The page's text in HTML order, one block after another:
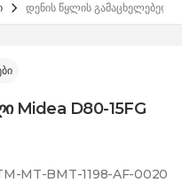
დენის წყლის
Midea D80-15FG
MT-BMT-1198-AF-0020